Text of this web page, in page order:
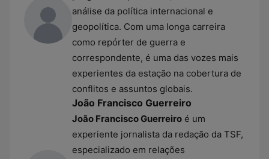
análise da política internacional e
geopolítica. Com uma longa carreira
como repórter de guerra e
correspondente, é uma das vozes mais
experientes da estação na cobertura de
conflitos e assuntos globais.
João Francisco Guerreiro
João Francisco Guerreiro é um
experiente jornalista da redação da TSF,
especializado em relações